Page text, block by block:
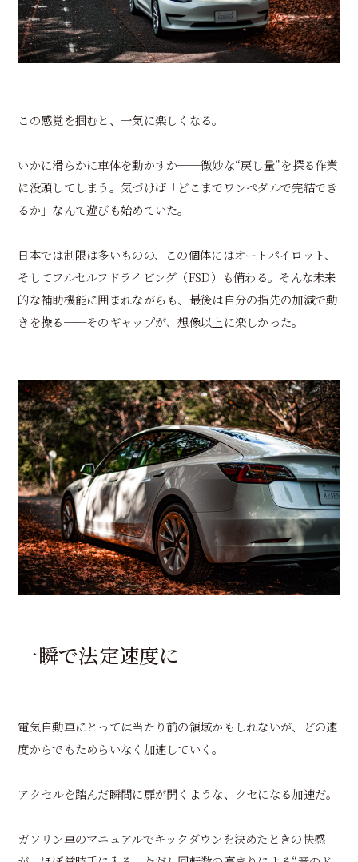
この感覚を掴むと、一気に楽しくなる。
いかに滑らかに車体を動かすか──微妙な“戻し量”を探る作業
に没頭してしまう。気づけば「どこまでワンペダルで完結でき
るか」なんて遊びも始めていた。
日本では制限は多いものの、この個体にはオートパイロット、
そしてフルセルフドライビング（FSD）も備わる。そんな未来
的な補助機能に囲まれながらも、最後は自分の指先の加減で動
きを操る──そのギャップが、想像以上に楽しかった。
一瞬で法定速度に
電気自動車にとっては当たり前の領域かもしれないが、どの速
度からでもためらいなく加速していく。
アクセルを踏んだ瞬間に扉が開くような、クセになる加速だ。
ガソリン車のマニュアルでキックダウンを決めたときの快感